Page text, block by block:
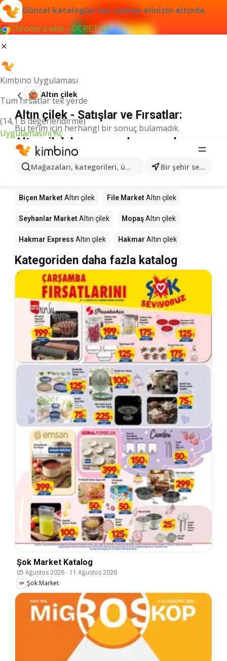
Güncel kataloglar her zaman elinizin altında
Chrome'a ekle - ÜCRETSİZ
Kimbino Uygulaması
Tüm fırsatlar tek yerde
(14,1 B değerlendirme)
Uygulamasını Aç
Mağazaları, kategorileri, ürünleri arayın... Bir şehir seçin
Altın çilek
Altın çilek - Satışlar ve Fırsatlar:
Bu terim için herhangi bir sonuç bulamadık.
Altın çilek kampanyada - nereden
alınır?
Biçen MarketAltın çilek File MarketAltın çilek
Seyhanlar MarketAltın çilek MopaşAltın çilek
Hakmar Express Altın çilek Hakmar Altın çilek
Kategoriden daha fazla katalog
Şok Market Katalog
05 Ağustos 2026- 11 Ağustos 2026
Şok Market